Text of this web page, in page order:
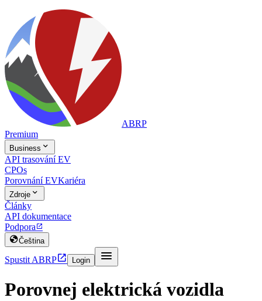
ABRP
Premium
Business 
API trasování EV
CPOs
Porovnání EVKariéra
Zdroje 
Články
API dokumentace
Podpora 
Čeština
Spustit ABRP Login 
Porovnej elektrická vozidla